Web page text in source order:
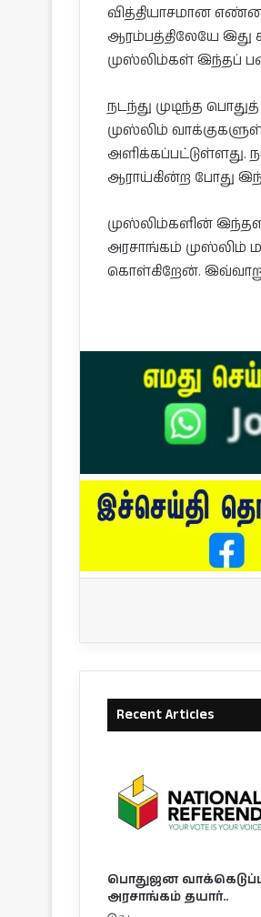
வித்தியாசமான
ஆரம்பத்திலேயே
முஸ்லிம்கள் இந்தப்
நடந்து முடிந்த
முஸ்லிம் வாக்குகளுள்
அளிக்கப்பட்டுள்ளது.
ஆராய்கின்ற போது
முஸ்லிம்களின்
அரசாங்கம் முஸ்லிம்
கொள்கிறேன்.
Recent Articles
பொதுஜன
அரசாங்கம் தயார்..